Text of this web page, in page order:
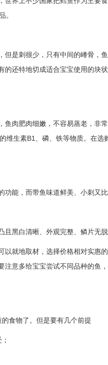
。
是刺很少，只有中间的嵴骨，
还特地切成适合宝宝使用的块
肉肥肉细嫩，不容易蒸老，非
维生素B1、磷、铁等物质。在
，而带鱼味道鲜美、小刺又比
黑白清晰、外观完整、鳞片无脱
就地取材，选择价格相对实惠
意多给宝宝尝试不同品种的鱼
食物了。但是要有几个前提